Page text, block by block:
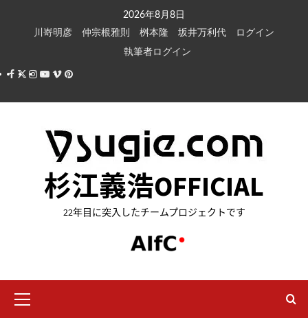
キ
2026年8月8日
川嵜明彦
仲宗根雅則 桝本隆 坂井万利代
ログイン
執筆者ログイン
Facebook
X Instagram
Youtube
VimeoPinterest
杉江義浩OFFICIAL
22年目に突入したチームプロジェクトです
イ
ン